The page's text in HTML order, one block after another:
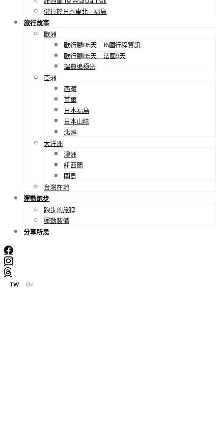
健行於日本東北 – 福島
旅行故事
歐洲
歐行腿85天｜16國行程資訊
歐行腿85天｜法國9天
瑞典追極光
亞洲
西藏
首爾
日本福島
日本山陰
北越
大洋洲
澳洲
紐西蘭
關島
台灣在地
運動跑步
跑步的旅程
運動裝備
分享所思
TW | EN